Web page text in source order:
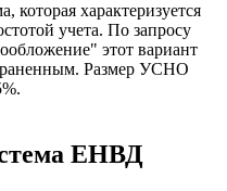
характеризуется
учета. По запросу
этот вариант
Размер УСНО
ЕНВД